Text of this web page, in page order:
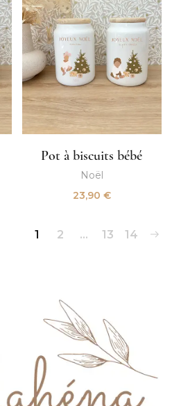
Pot à biscuits bébé
Noël
23,90 €
1 2 … 13 14